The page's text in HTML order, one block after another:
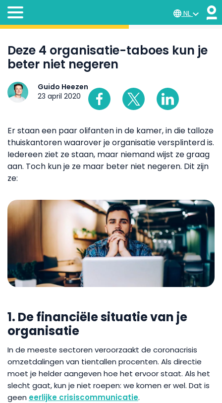
NL
Deze 4 organisatie-taboes kun je
beter niet negeren
Guido Heezen
23 april 2020
Er staan een paar olifanten in de kamer, in die talloze
thuiskantoren waarover je organisatie versplinterd is.
Iedereen ziet ze staan, maar niemand wijst ze graag
aan. Toch kun je ze maar beter niet negeren. Dit zijn
ze:
1. De financiële situatie van je
organisatie
In de meeste sectoren veroorzaakt de coronacrisis
omzetdalingen van tientallen procenten. Als directie
moet je helder aangeven hoe het ervoor staat. Als het
slecht gaat, kun je niet roepen: we komen er wel. Dat is
geen eerlijke crisiscommunicatie.